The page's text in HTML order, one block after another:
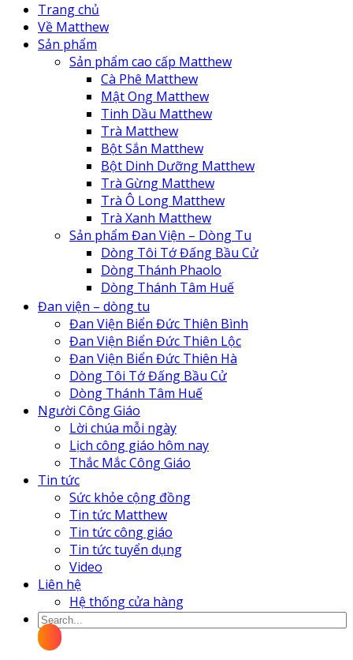
Trang chủ
Về Matthew
Sản phẩm
Sản phẩm cao cấp Matthew
Cà Phê Matthew
Mật Ong Matthew
Tinh Dầu Matthew
Trà Matthew
Bột Sắn Matthew
Bột Dinh Dưỡng Matthew
Trà Gừng Matthew
Trà Ô Long Matthew
Trà Xanh Matthew
Sản phẩm Đan Viện – Dòng Tu
Dòng Tôi Tớ Đấng Bầu Cử
Dòng Thánh Phaolo
Dòng Thánh Tâm Huế
Đan Viện Biển Đức Thiên Lộc
Đan Viện Biển Đức Thiên Bình
Đan Viện Biển Đức Thiên Hà
Đan viện Thiên An
Tu Hội Nô Tỳ Thiên Chúa
Tu Viện Nữ Vương Hòa Bình
Cô Nhi Viện Thánh An Bùi Chu
Trung Tâm Khiếm Thị Nhật Hồng
Đan viện – dòng tu
Đan Viện Biển Đức Thiên Bình
Đan Viện Biển Đức Thiên Lộc
Đan Viện Biển Đức Thiên Hà
Dòng Tôi Tớ Đấng Bầu Cử
Dòng Thánh Tâm Huế
Người Công Giáo
Lời chúa mỗi ngày
Lịch công giáo hôm nay
Thắc Mắc Công Giáo
Tin tức
Sức khỏe cộng đồng
Tin tức Matthew
Tin tức công giáo
Tin tức tuyển dụng
Video
Liên hệ
Hệ thống cửa hàng